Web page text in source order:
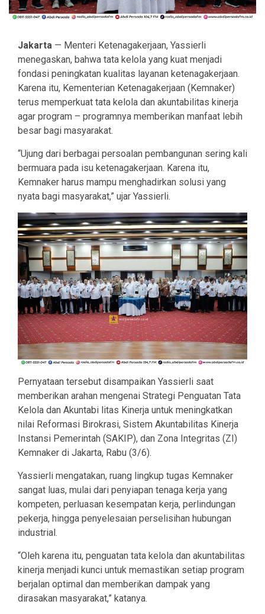
Jakarta — Menteri Ketenagakerjaan, Yassierli
menegaskan, bahwa tata kelola yang kuat menjadi
fondasi peningkatan kualitas layanan ketenagakerjaan.
Karena itu, Kementerian Ketenagakerjaan (Kemnaker)
terus memperkuat tata kelola dan akuntabilitas kinerja
agar program – programnya memberikan manfaat lebih
besar bagi masyarakat.
“Ujung dari berbagai persoalan pembangunan sering kali
bermuara pada isu ketenagakerjaan. Karena itu,
Kemnaker harus mampu menghadirkan solusi yang
nyata bagi masyarakat,” ujar Yassierli.
Pernyataan tersebut disampaikan Yassierli saat
memberikan arahan mengenai Strategi Penguatan Tata
Kelola dan Akuntabi litas Kinerja untuk meningkatkan
nilai Reformasi Birokrasi, Sistem Akuntabilitas Kinerja
Instansi Pemerintah (SAKIP), dan Zona Integritas (ZI)
Kemnaker di Jakarta, Rabu (3/6).
Yassierli mengatakan, ruang lingkup tugas Kemnaker
sangat luas, mulai dari penyiapan tenaga kerja yang
kompeten, perluasan kesempatan kerja, perlindungan
pekerja, hingga penyelesaian perselisihan hubungan
industrial.
“Oleh karena itu, penguatan tata kelola dan akuntabilitas
kinerja menjadi kunci untuk memastikan setiap program
berjalan optimal dan memberikan dampak yang
dirasakan masyarakat,” katanya.